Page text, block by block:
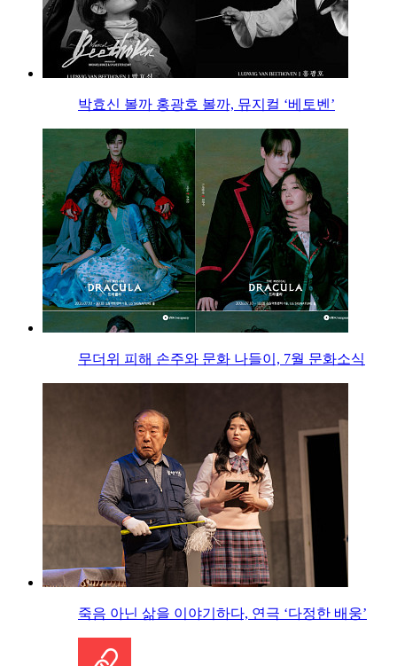
박효신 볼까 홍광호 볼까, 뮤지컬 ‘베토벤’
무더위 피해 손주와 문화 나들이, 7월 문화소식
죽음 아닌 삶을 이야기하다, 연극 ‘다정한 배웅’